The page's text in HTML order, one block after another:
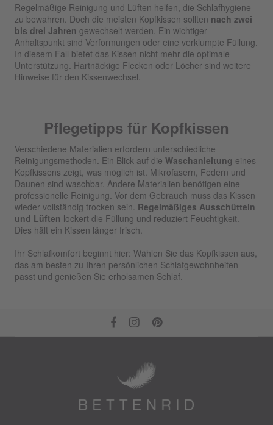
Regelmäßige Reinigung und Lüften helfen, die Schlafhygiene
zu bewahren. Doch die meisten Kopfkissen sollten nach zwei
bis drei Jahren gewechselt werden. Ein wichtiger
Anhaltspunkt sind Verformungen oder eine verklumpte Füllung.
In diesem Fall bietet das Kissen nicht mehr die optimale
Unterstützung. Hartnäckige Flecken oder Löcher sind weitere
Hinweise für den Kissenwechsel.
Pflegetipps für Kopfkissen
Verschiedene Materialien erfordern unterschiedliche
Reinigungsmethoden. Ein Blick auf die Waschanleitung eines
Kopfkissens zeigt, was möglich ist. Mikrofasern, Federn und
Daunen sind waschbar. Andere Materialien benötigen eine
professionelle Reinigung. Vor dem Gebrauch muss das Kissen
wieder vollständig trocken sein. Regelmäßiges Ausschütteln
und Lüften lockert die Füllung und reduziert Feuchtigkeit.
Dies hält ein Kissen länger frisch.
Ihr Schlafkomfort beginnt hier: Wählen Sie das Kopfkissen aus,
das am besten zu Ihren persönlichen Schlafgewohnheiten
passt und genießen Sie erholsamen Schlaf.